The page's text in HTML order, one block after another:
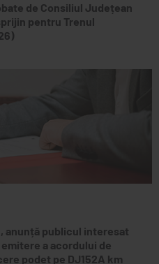
de Consiliul Județean
pentru Trenul
anunță publicul interesat
a acordului de
podet pe DJ152A km